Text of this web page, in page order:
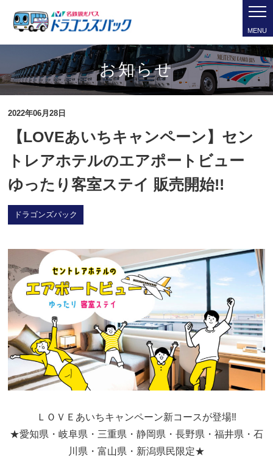
MENU
お知らせ
2022年06月28日
【LOVEあいちキャンペーン】セン
トレアホテルのエアポートビュー
ゆったり客室ステイ 販売開始!!
ドラゴンズパック
ＬＯＶＥあいちキャンペーン新コースが登場‼
★愛知県・岐阜県・三重県・静岡県・長野県・福井県・石
川県・富山県・新潟県民限定★